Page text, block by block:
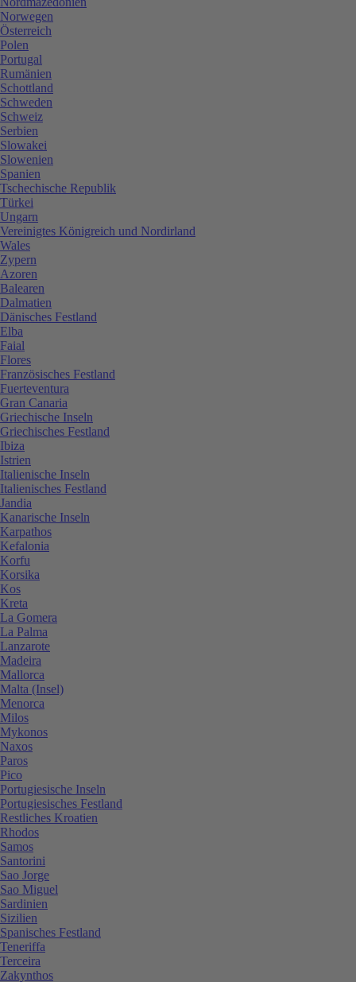
Norwegen
Österreich
Polen
Portugal
Rumänien
Schottland
Schweden
Schweiz
Serbien
Slowakei
Slowenien
Spanien
Tschechische Republik
Türkei
Ungarn
Vereinigtes Königreich und Nordirland
Wales
Zypern
Azoren
Balearen
Dalmatien
Dänisches Festland
Elba
Faial
Flores
Französisches Festland
Fuerteventura
Gran Canaria
Griechische Inseln
Griechisches Festland
Ibiza
Istrien
Italienische Inseln
Italienisches Festland
Jandia
Kanarische Inseln
Karpathos
Kefalonia
Korfu
Korsika
Kos
Kreta
La Gomera
La Palma
Lanzarote
Madeira
Mallorca
Malta (Insel)
Menorca
Milos
Mykonos
Naxos
Paros
Pico
Portugiesische Inseln
Portugiesisches Festland
Restliches Kroatien
Rhodos
Samos
Santorini
Sao Jorge
Sao Miguel
Sardinien
Sizilien
Spanisches Festland
Teneriffa
Terceira
Zakynthos